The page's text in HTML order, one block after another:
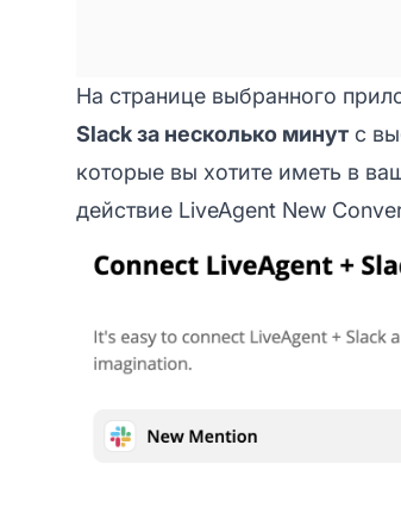
На странице выбранного
Slack за несколько минут с
которые вы хотите иметь в
действие LiveAgent New